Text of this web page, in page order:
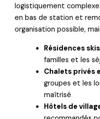
logistiquement
en bas de station et
organisation possible,
Résidences
familles et les
Chalets privés
groupes et les
maîtrisé
Hôtels de